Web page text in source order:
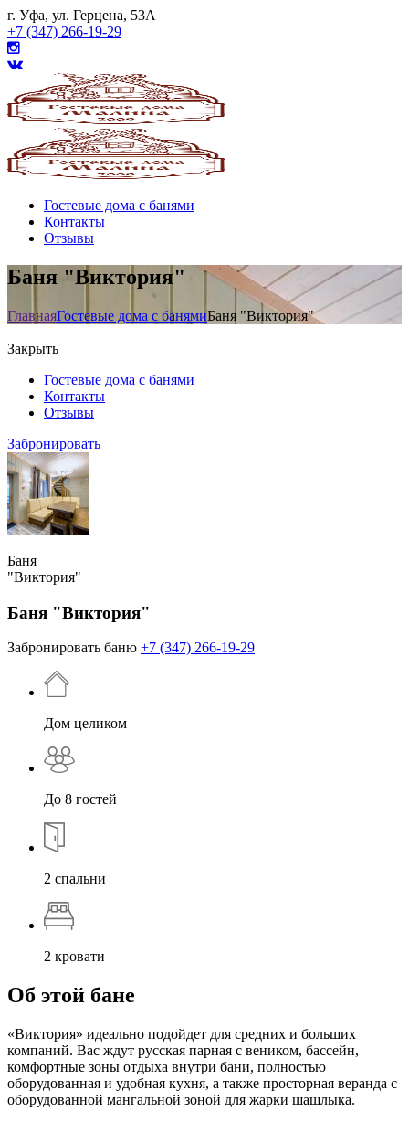
г. Уфа, ул. Герцена, 53А
+7 (347) 266-19-29
Гостевые дома с банями
Контакты
Отзывы
Баня "Виктория"
ГлавнаяГостевые дома с банямиБаня "Виктория"
Закрыть
Гостевые дома с банями
Контакты
Отзывы
Забронировать
Баня
"Виктория"
Баня "Виктория"
Забронировать баню +7 (347) 266-19-29
Дом целиком
До 8 гостей
2 спальни
2 кровати
Об этой бане
«Виктория» идеально подойдет для средних и больших
компаний. Вас ждут русская парная с веником, бассейн,
комфортные зоны отдыха внутри бани, полностью
оборудованная и удобная кухня, а также просторная веранда с
оборудованной мангальной зоной для жарки шашлыка.